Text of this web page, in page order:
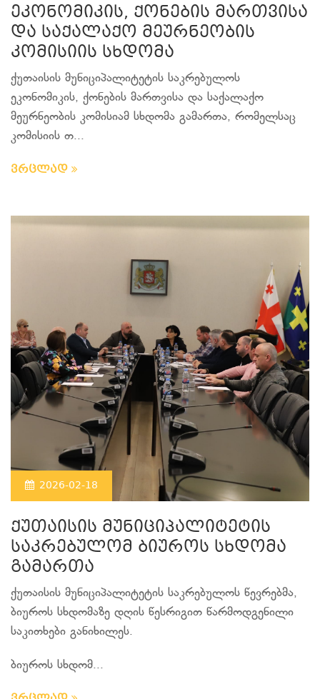
ეკონომიკის, ქონების მართვისა
და საქალაქო მეურნეობის
კომისიის სხდომა
ქუთაისის მუნიციპალიტეტის საკრებულოს
ეკონომიკის, ქონების მართვისა და საქალაქო
მეურნეობის კომისიამ სხდომა გამართა, რომელსაც
კომისიის თ...
ვრცლად
2026-02-18
ქუთაისის მუნიციპალიტეტის
საკრებულომ ბიუროს სხდომა
გამართა
ქუთაისის მუნიციპალიტეტის საკრებულოს წევრებმა,
ბიუროს სხდომაზე დღის წესრიგით წარმოდგენილი
საკითხები განიხილეს.
ბიუროს სხდომ...